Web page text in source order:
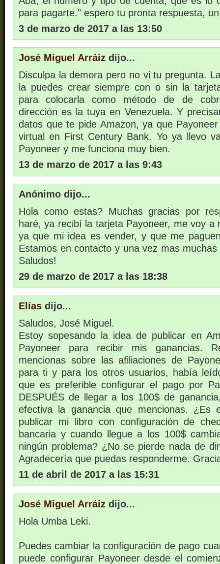
para pagarte." espero tu pronta respuesta,
3 de marzo de 2017 a las 13:50
José Miguel Arráiz dijo...
Disculpa la demora pero no vi tu pregunta.
la puedes crear siempre con o sin la
para colocarla como método de de
dirección es la tuya en Venezuela. Y
datos que te pide Amazon, ya que
virtual en First Century Bank. Yo ya llevo
Payoneer y me funciona muy bien.
13 de marzo de 2017 a las 9:43
Anónimo dijo...
Hola como estas? Muchas gracias por
haré, ya recibí la tarjeta Payoneer, me voy a
ya que mi idea es vender, y que me
Estamos en contacto y una vez mas
Saludos!
29 de marzo de 2017 a las 18:38
Elías dijo...
Saludos, José Miguel.
Estoy sopesando la idea de publicar en
Payoneer para recibir mis ganancias.
mencionas sobre las afiliaciones de
para ti y para los otros usuarios, había
que es preferible configurar el pago por
DESPUÉS de llegar a los 100$ de
efectiva la ganancia que mencionas. ¿Es
publicar mi libro con configuración de
bancaria y cuando llegue a los 100$
ningún problema? ¿No se pierde nada de
Agradecería que puedas responderme.
11 de abril de 2017 a las 15:31
José Miguel Arráiz dijo...
Hola Umba Leki.
Puedes cambiar la configuración de pago
puede configurar Payoneer desde el